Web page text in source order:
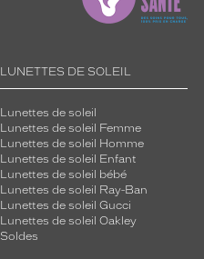
LUNETTES DE SOLEIL
Lunettes de soleil
Lunettes de soleil Femme
Lunettes de soleil Homme
Lunettes de soleil Enfant
Lunettes de soleil bébé
Lunettes de soleil Ray-Ban
Lunettes de soleil Gucci
Lunettes de soleil Oakley
Soldes